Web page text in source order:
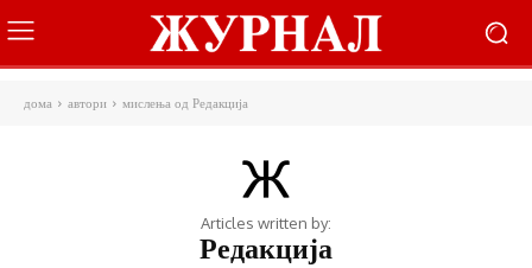
дома автори мислења од Редакција
Articles written by:
Редакција